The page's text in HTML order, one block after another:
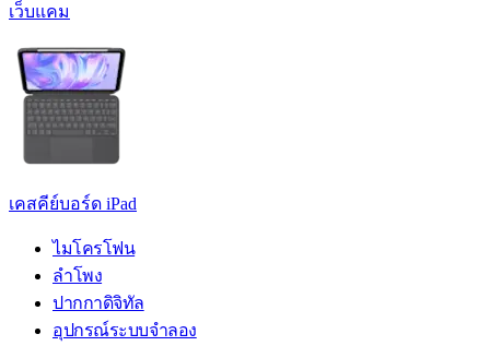
เว็บแคม
เคสคีย์บอร์ด iPad
ไมโครโฟน
ลำโพง
ปากกาดิจิทัล
อุปกรณ์ระบบจำลอง